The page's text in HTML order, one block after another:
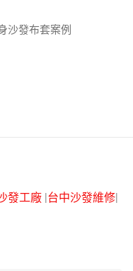
沙發布套案例
發工廠 |台中沙發維修|